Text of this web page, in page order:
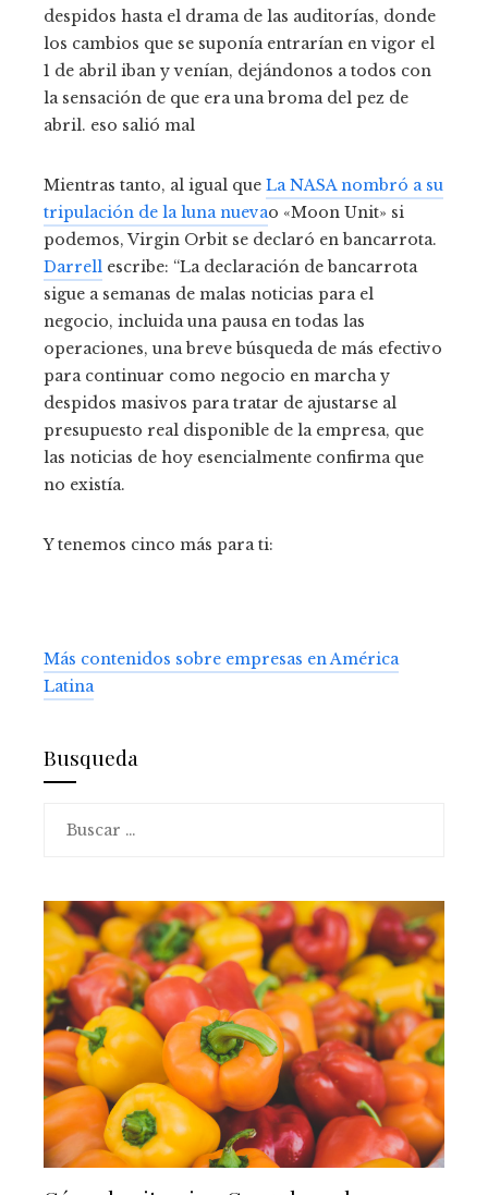
despidos hasta el drama de las auditorías, donde
los cambios que se suponía entrarían en vigor el
1 de abril iban y venían, dejándonos a todos con
la sensación de que era una broma del pez de
abril. eso salió mal
Mientras tanto, al igual que La NASA nombró a su
tripulación de la luna nuevao «Moon Unit» si
podemos, Virgin Orbit se declaró en bancarrota.
Darrell escribe: “La declaración de bancarrota
sigue a semanas de malas noticias para el
negocio, incluida una pausa en todas las
operaciones, una breve búsqueda de más efectivo
para continuar como negocio en marcha y
despidos masivos para tratar de ajustarse al
presupuesto real disponible de la empresa, que
las noticias de hoy esencialmente confirma que
no existía.
Y tenemos cinco más para ti:
Más contenidos sobre empresas en América
Latina
Busqueda